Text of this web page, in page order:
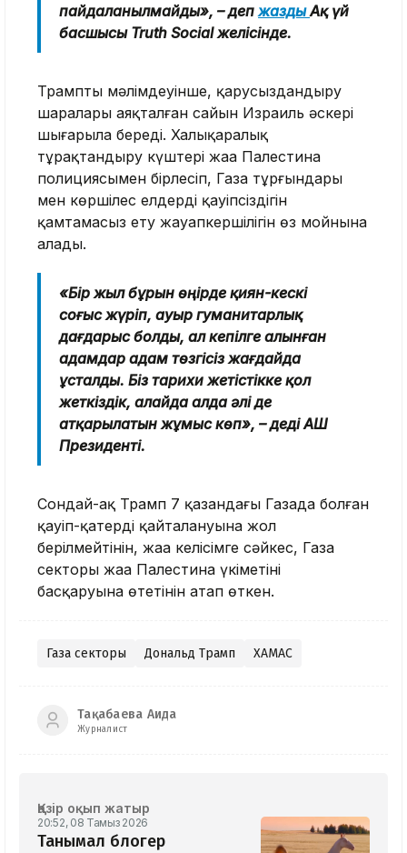
пайдаланылмайды», – депжаздыАқ үй
басшысы Truth Social желісінде.
Трамптың мәлімдеуінше, қарусыздандыру
шаралары аяқталған сайын Израиль әскері
шығарыла береді. Халықаралық
тұрақтандыру күштері жаңа Палестина
полициясымен бірлесіп, Газа тұрғындары
мен көршілес елдердің қауіпсіздігін
қамтамасыз ету жауапкершілігін өз мойнына
алады.
«Бір жыл бұрын өңірде қиян-кескі
соғыс жүріп, ауыр гуманитарлық
дағдарыс болды, ал кепілге алынған
адамдар адам төзгісіз жағдайда
ұсталды. Біз тарихи жетістікке қол
жеткіздік, алайда алда әлі де
атқарылатын жұмыс көп», – деді АҚШ
Президенті.
Сондай-ақ Трамп 7 қазандағы Газада болған
қауіп-қатердің қайталануына жол
берілмейтінін, жаңа келісімге сәйкес, Газа
секторы жаңа Палестина үкіметінің
басқаруына өтетінін атап өткен.
Газа секторы Дональд Трамп ХАМАС
Тақабаева Аида
Журналист
Қазір оқып жатыр
20:52, 08 Тамыз 2026
Танымал блогер